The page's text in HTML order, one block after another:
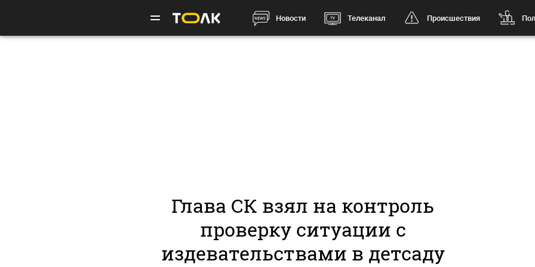
Новости Телеканал Происшествия
Глава СК взял на контроль
проверку ситуации с
издевательствами в детсаду